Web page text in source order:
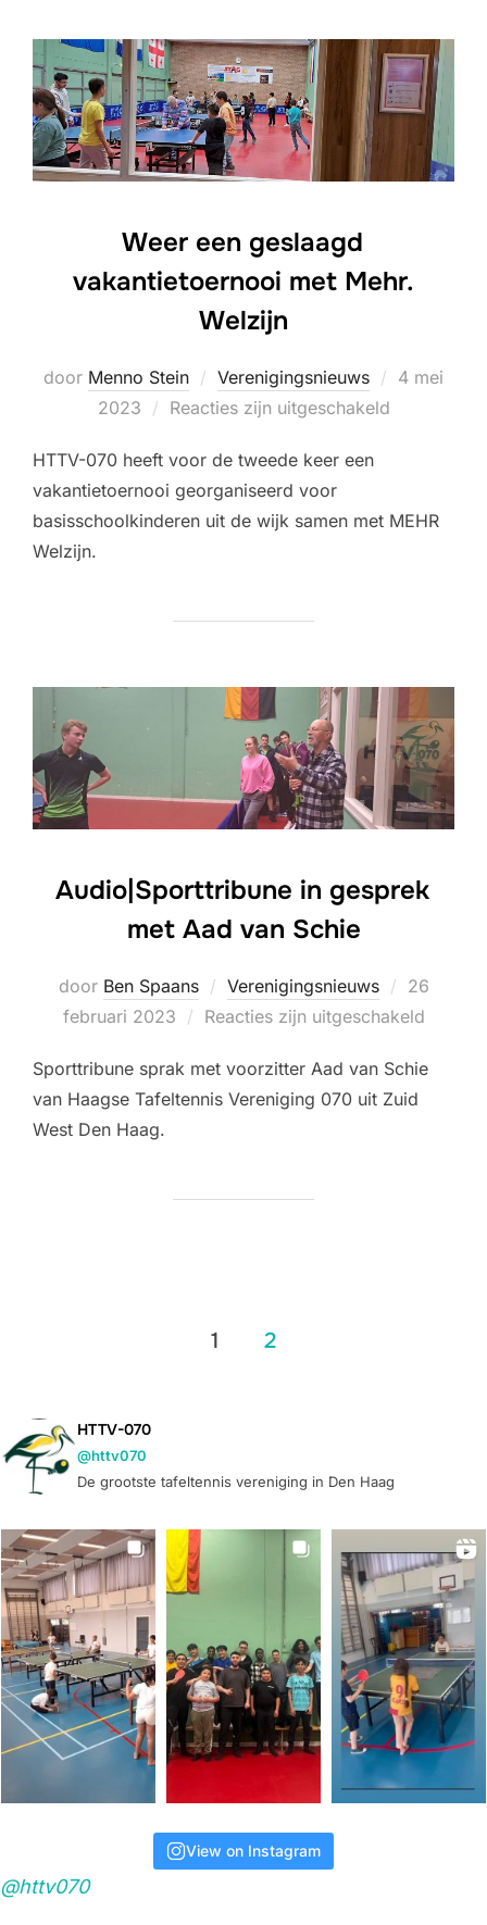
Weer een geslaagd
vakantietoernooi met Mehr.
Welzijn
door Menno Stein Verenigingsnieuws
Geplaatst
4 mei
2023
Reacties zijn uitgeschakeld
HTTV-070 heeft voor de tweede keer een
vakantietoernooi georganiseerd voor
basisschoolkinderen uit de wijk samen met MEHR
Welzijn.
Audio|Sporttribune in gesprek
met Aad van Schie
door Ben Spaans Verenigingsnieuws
Geplaatst
op
26
februari 2023
Reacties zijn uitgeschakeld
Sporttribune sprak met voorzitter Aad van Schie
van Haagse Tafeltennis Vereniging 070 uit Zuid
West Den Haag.
1 2
HTTV-070
@httv070
De grootste tafeltennis vereniging in Den Haag
View on Instagram
@httv070